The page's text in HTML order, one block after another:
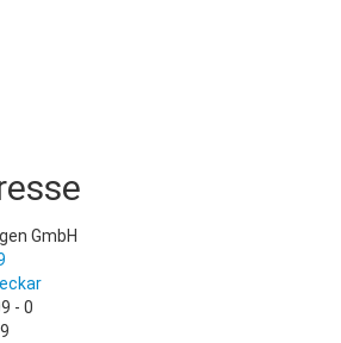
GmbH
- 0